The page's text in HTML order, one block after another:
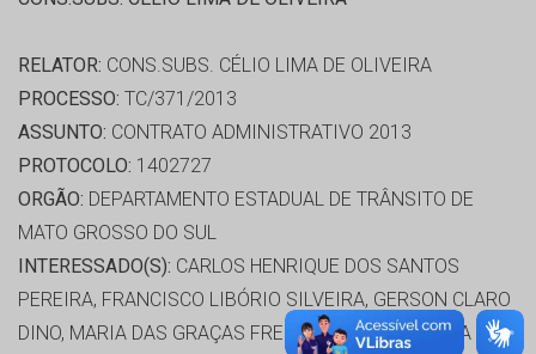
RELATOR: CONS.SUBS. CÉLIO LIMA DE OLIVEIRA
PROCESSO: TC/371/2013
ASSUNTO: CONTRATO ADMINISTRATIVO 2013
PROTOCOLO: 1402727
ORGÃO: DEPARTAMENTO ESTADUAL DE TRÂNSITO DE
MATO GROSSO DO SUL
INTERESSADO(S): CARLOS HENRIQUE DOS SANTOS
PEREIRA, FRANCISCO LIBÓRIO SILVEIRA, GERSON CLARO
DINO, MARIA DAS GRAÇAS FREITAS, OMAR BRITO DA